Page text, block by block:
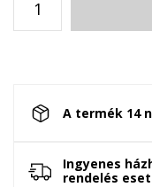
A termék 14
Ingyenes
rendelés